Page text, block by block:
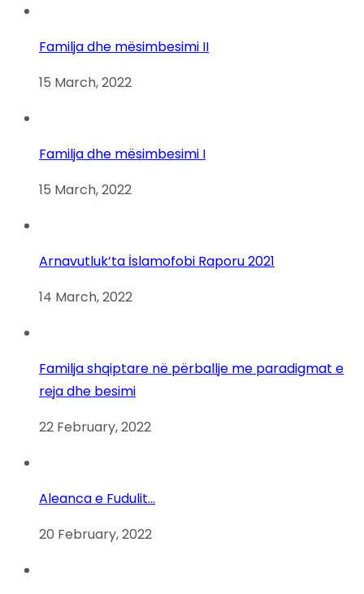
Familja dhe mësimbesimi II
15 March, 2022
Familja dhe mësimbesimi I
15 March, 2022
Arnavutluk’ta İslamofobi Raporu 2021
14 March, 2022
Familja shqiptare në përballje me paradigmat e
reja dhe besimi
22 February, 2022
Aleanca e Fudulit…
20 February, 2022